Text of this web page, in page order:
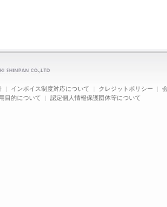
| インボイス制度対応について | クレジットポリシー |
目的について | 認定個人情報保護団体等について